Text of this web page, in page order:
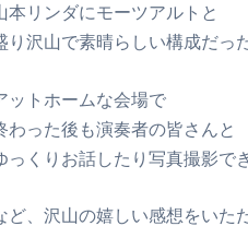
本リンダにモーツアルトと
り沢山で素晴らしい構成だった
ットホームな会場で
わった後も演奏者の皆さんと
っくりお話したり写真撮影で
ど、沢山の嬉しい感想をいた